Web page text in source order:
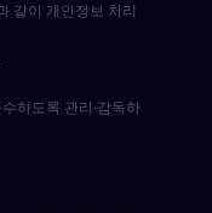
같이 개인정보 처리
하도록 관리·감독하